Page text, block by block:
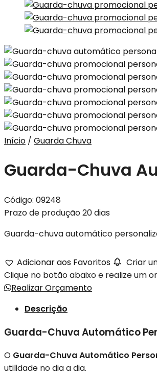
Início / Guarda Chuva
Guarda-Chuva
Código: 09248
Prazo de produção 20 dias
Guarda-chuva automático
Adicionar aos Favoritos
Criar
Clique no botão abaixo e realize um
Realizar Orçamento
Descrição
Guarda-Chuva Automático
O Guarda-Chuva Automático
utilidade no dia a dia.